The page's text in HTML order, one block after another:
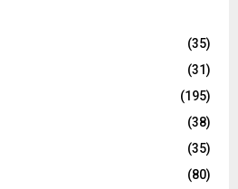
(35)
(31)
(195)
(38)
(35)
(80)